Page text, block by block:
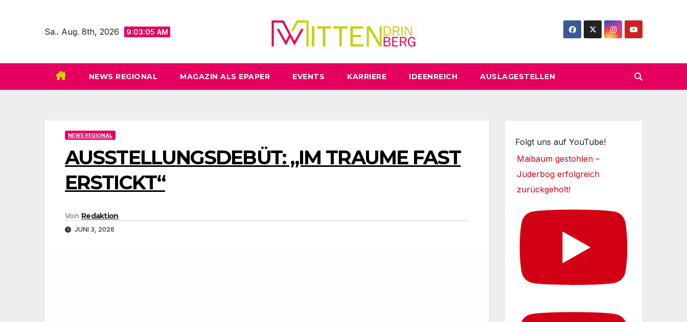
Sa.. Aug. 8th, 2026 9:03:06 AM
NEWS REGIONAL MAGAZIN ALS EPAPER EVENTS KARRIERE IDEENREICH AUSLAGESTELLEN
NEWS REGIONAL
AUSSTELLUNGSDEBÜT: „IM TRAUME FAST
ERSTICKT“
Von Redaktion
JUNI 3, 2026
Folgt uns auf YouTube!
Maibaum gestohlen –
Jüderbog erfolgreich
zurückgeholt!